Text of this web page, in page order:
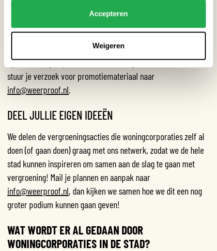
Accepteren
Weigeren
promotiemateriaal om vergroening te stimuleren, waaronder
een onlinemaatregelen toolboxvoor professionals,tipsover
wat je zelf kan doen voor bewoners, een actiekaart, posters en
flyers. Woningcorporaties kunnen hier gebruik van maken,
stuur je verzoek voor promotiemateriaal naar
info@weerproof.nl
DEEL JULLIE EIGEN IDEEËN
We delen de vergroeningsacties die woningcorporaties zelf al
doen (of gaan doen) graag met ons netwerk, zodat we de hele
stad kunnen inspireren om samen aan de slag te gaan met
vergroening! Mail je plannen en aanpak naar
info@weerproof.nl, dan kijken we samen hoe we dit een nog
groter podium kunnen gaan geven!
WAT WORDT ER AL GEDAAN DOOR
WONINGCORPORATIES IN DE STAD?